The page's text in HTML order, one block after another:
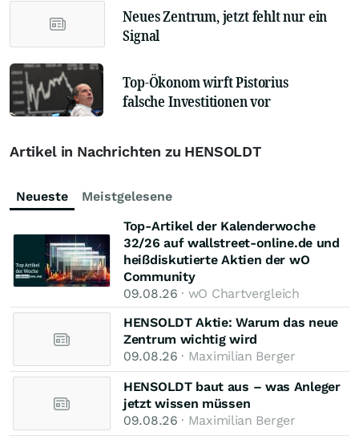
Neues Zentrum, jetzt fehlt nur ein
Signal
Top-Ökonom wirft Pistorius
falsche Investitionen vor
Artikel in Nachrichten zu HENSOLDT
Neueste
Meistgelesene
Top-Artikel der Kalenderwoche
32/26 auf wallstreet-online.de und
heißdiskutierte Aktien der wO
Community
09.08.26 · wO Chartvergleich
HENSOLDT Aktie: Warum das neue
Zentrum wichtig wird
09.08.26 · Maximilian Berger
HENSOLDT baut aus – was Anleger
jetzt wissen müssen
09.08.26 · Maximilian Berger